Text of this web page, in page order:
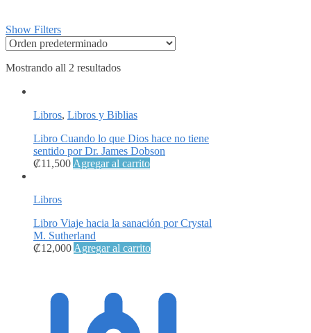
Show Filters
Mostrando all 2 resultados
Libros, Libros y Biblias
Libro Cuando lo que Dios hace no tiene
sentido por Dr. James Dobson
₡11,500 Agregar al carrito
Libros
Libro Viaje hacia la sanación por Crystal
M. Sutherland
₡12,000 Agregar al carrito